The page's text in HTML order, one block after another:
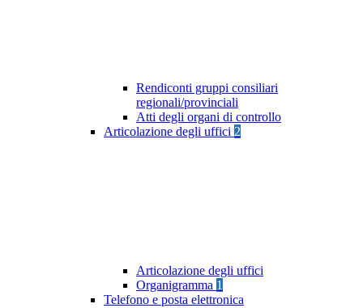
Rendiconti gruppi consiliari
regionali/provinciali
Atti degli organi di controllo
Articolazione degli uffici 2
Articolazione degli uffici
Organigramma 1
Telefono e posta elettronica